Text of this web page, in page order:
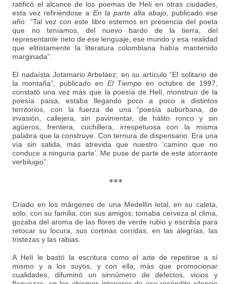
ratificó el alcance de los poemas de Helí en otras ciudades,
esta vez refiriéndose a En la parte alta abajo, publicado ese
año: “Tal vez con este libro estemos en presencia del poeta
que no teníamos, del nuevo bardo de la tierra, del
representante neto de ese lenguaje, ese mundo y esa realidad
que elitistamente la literatura colombiana había mantenido
marginada”.
El nadaísta Jotamario Arbeláez, en su artículo “El solitario de
la montaña”, publicado en El Tiempo en octubre de 1997,
constató una vez más que la poesía de Helí, monstruo de la
poesía paisa, estaba llegando poco a poco a distintos
territorios, con la fuerza de una “poesía suburbana, de
invasión, callejera, sin pavimentar, de hálito ronco y sin
agüeros, frentera, cuchillera, irrespetuosa con la misma
palabra que la construye. Con ternura de dispensario. Era una
vía sin salida, más atrevida que nuestro ‘camino que no
conduce a ninguna parte’. Me puse de parte de este atorrante
verbilugio”.
***
Criado en los márgenes de una Medellín letal, en su caleta,
solo, con su familia, con sus amigos; tomaba cerveza al clima,
gozaba del aroma de las flores de verde rubio y escribía para
retocar su locura, sus cortinas corridas, en las alegrías, las
tristezas y las rabias.
A Helí le bastó la escritura como el arte de repetirse a sí
mismo y a los suyos, y con ella, más que promocionar
cualidades, difuminó un sinnúmero de defectos, vicios y